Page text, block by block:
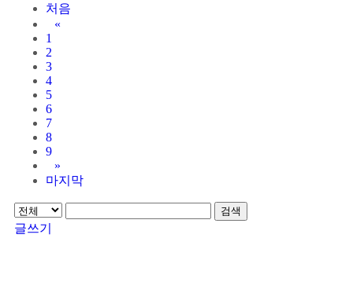
처음
«
1
2
3
4
5
6
7
8
9
»
마지막
검색
글쓰기